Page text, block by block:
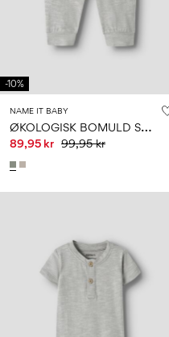
-10%
NAME IT BABY
Ø
KOLOGISK BOMULD SWEATBUKSER
89,95 kr 99,95 kr